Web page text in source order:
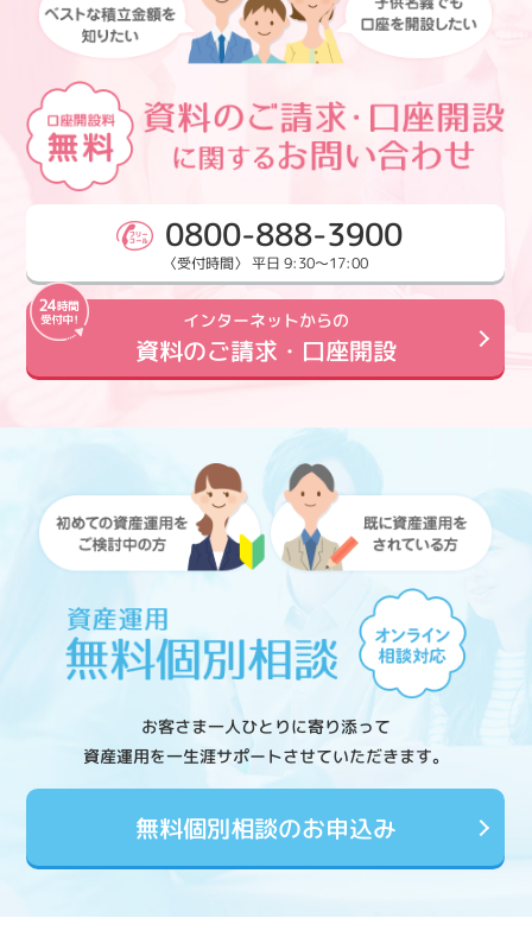
0800-888-3900
〈受付時間〉 平日 9:30～17:00
インターネットからの
資料のご請求・口座開設
お客さま一人ひとりに寄り添って
資産運用を一生涯サポートさせていただきます。
無料個別相談のお申込み